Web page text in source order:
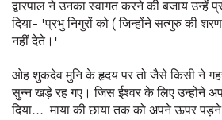
द्वारपाल ने उनका स्वागत करने की बजाय उन्हें
दिया- 'प्रभु निगुरों को ( जिन्होंने सत्गुरु की
नहीं देते।'
ओह शुकदेव मुनि के हृदय पर तो जैसे किसी ने
सुन्न खड़े रह गए। जिस ईश्वर के लिए उन्होंने
दिया... माया की छाया तक को अपने ऊपर पड़ने